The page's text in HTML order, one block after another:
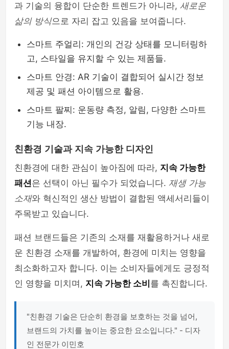
과 기술의 융합이 단순한 트렌드가 아니라, 새로운
삶의 방식으로 자리 잡고 있음을 보여줍니다.
스마트 주얼리: 개인의 건강 상태를 모니터링하
고, 스타일을 유지할 수 있는 제품들.
스마트 안경: AR 기술이 결합되어 실시간 정보
제공 및 패션 아이템으로 활용.
스마트 팔찌: 운동량 측정, 알림, 다양한 스마트
기능 내장.
친환경 기술과 지속 가능한 디자인
친환경에 대한 관심이 높아짐에 따라, 지속 가능한
패션은 선택이 아닌 필수가 되었습니다. 재생 가능
소재와 혁신적인 생산 방법이 결합된 액세서리들이
주목받고 있습니다.
패션 브랜드들은 기존의 소재를 재활용하거나 새로
운 친환경 소재를 개발하여, 환경에 미치는 영향을
최소화하고자 합니다. 이는 소비자들에게도 긍정적
인 영향을 미치며, 지속 가능한 소비 를 촉진합니다.
"친환경 기술은 단순히 환경을 보호하는 것을 넘어,
브랜드의 가치를 높이는 중요한 요소입니다." - 디자
인 전문가 이민호